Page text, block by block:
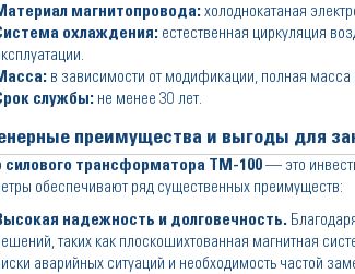
магнитопровода: холоднокатаная
охлаждения: естественная циркуляция
в зависимости от модификации, полная масса
службы: не менее 30 лет.
преимущества и выгоды для
силового трансформатора ТМ-100 — это
обеспечивают ряд существенных преимуществ:
надежность и долговечность.
таких как плоскошихтованная магнитная
аварийных ситуаций и необходимость частой